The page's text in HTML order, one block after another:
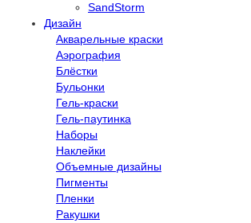
SandStorm
Дизайн
Акварельные краски
Аэрография
Блёстки
Бульонки
Гель-краски
Гель-паутинка
Наборы
Наклейки
Объемные дизайны
Пигменты
Пленки
Ракушки